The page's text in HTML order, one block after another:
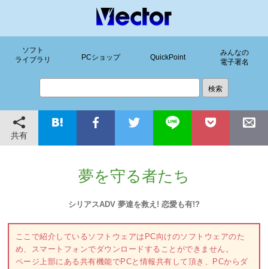
ソフト
ライブラリ
PCショップ QuickPoint
みんなの
電子署名
共有
夢を守る者たち
シリアスADV 夢達を救え! 恋愛も有!?
ここで紹介しているソフトウェアはPC向けのソフトウェアのた
め、スマートフォンでダウンロードすることができません。
ページ上部にある共有機能でPCと情報共有して頂き、PCからダ